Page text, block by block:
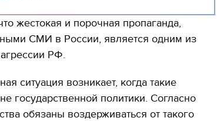
жестокая и порочная пропаганда,
СМИ в России, является одним из
РФ.
ситуация возникает, когда такие
государственной политики. Согласно
обязаны воздерживаться от такого